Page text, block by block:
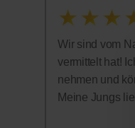
Wir sind vom
vermittelt hat!
nehmen und
Meine Jungs